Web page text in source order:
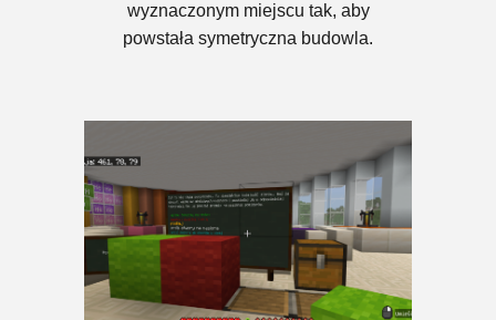
wyznaczonym miejscu tak, aby
powstała symetryczna budowla.